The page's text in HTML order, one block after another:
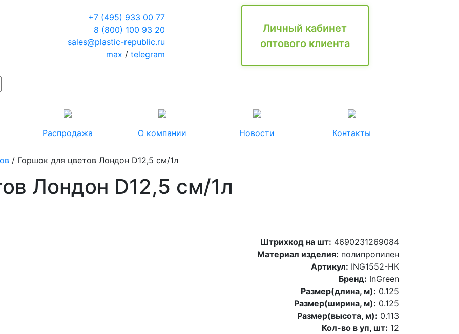
+7 (495) 933 00 77
8 (800) 100 93 20
sales@plastic-republic.ru
max / telegram
Личный кабинет
оптового клиента
Распродажа О компании Новости Контакты
/ Горшок для цветов Лондон D12,5 см/1л
Лондон D12,5 см/1л
Штрихкод на шт: 4690231269084
Материал изделия: полипропилен
Артикул: ING1552-НК
Бренд: InGreen
Размер(длина, м): 0.125
Размер(ширина, м): 0.125
Размер(высота, м): 0.113
Кол-во в уп, шт: 12